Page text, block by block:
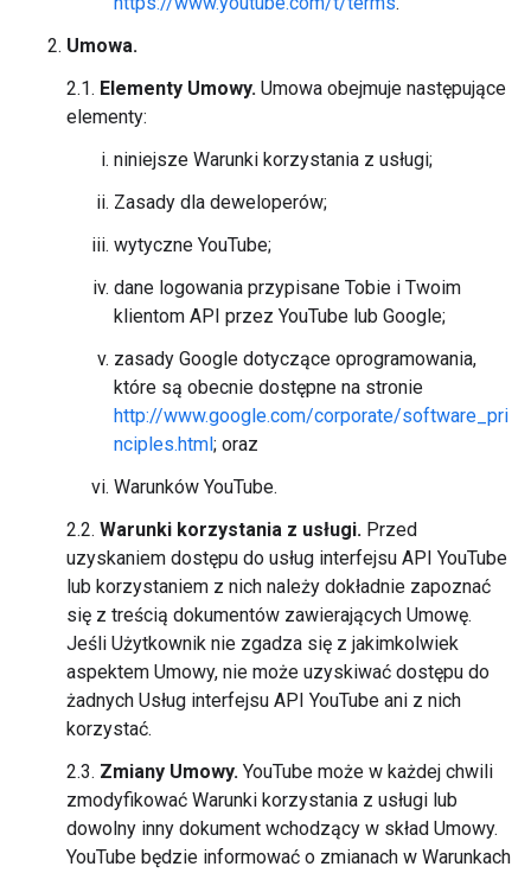
Umowa.
2.1. Elementy Umowy. Umowa obejmuje następujące
elementy:
niniejsze Warunki korzystania z usługi;
Zasady dla deweloperów;
wytyczne YouTube;
dane logowania przypisane Tobie i Twoim
klientom API przez YouTube lub Google;
zasady Google dotyczące oprogramowania,
które są obecnie dostępne na stronie
http://www.google.com/corporate/software_pri
nciples.html; oraz
Warunków YouTube.
2.2. Warunki korzystania z usługi. Przed
uzyskaniem dostępu do usług interfejsu API YouTube
lub korzystaniem z nich należy dokładnie zapoznać
się z treścią dokumentów zawierających Umowę.
Jeśli Użytkownik nie zgadza się z jakimkolwiek
aspektem Umowy, nie może uzyskiwać dostępu do
żadnych Usług interfejsu API YouTube ani z nich
korzystać.
2.3. Zmiany Umowy. YouTube może w każdej chwili
zmodyfikować Warunki korzystania z usługi lub
dowolny inny dokument wchodzący w skład Umowy.
YouTube będzie informować o zmianach w Warunkach